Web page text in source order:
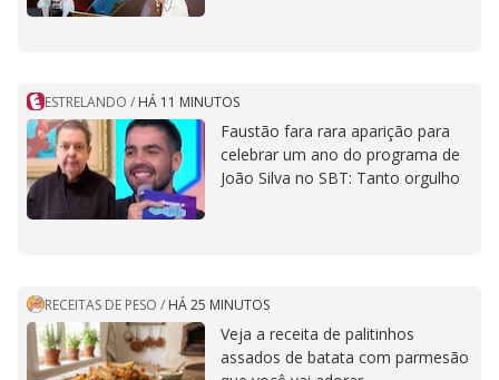
ESTRELANDO / HÁ 11 MINUTOS
Faustão fara rara aparição para
celebrar um ano do programa de
João Silva no SBT: Tanto orgulho
RECEITAS DE PESO / HÁ 25 MINUTOS
Veja a receita de palitinhos
assados de batata com parmesão